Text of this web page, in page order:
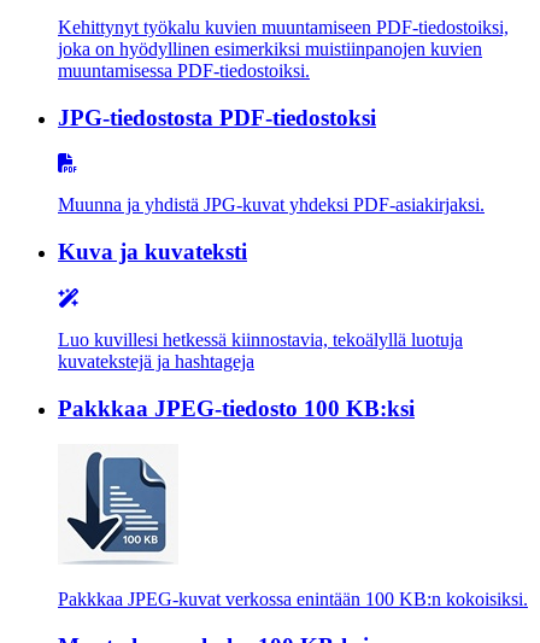
Kehittynyt työkalu kuvien muuntamiseen PDF-tiedostoiksi,
joka on hyödyllinen esimerkiksi muistiinpanojen kuvien
muuntamisessa PDF-tiedostoiksi.
JPG-tiedostosta PDF-tiedostoksi
Muunna ja yhdistä JPG-kuvat yhdeksi PDF-asiakirjaksi.
Kuva ja kuvateksti
Luo kuvillesi hetkessä kiinnostavia, tekoälyllä luotuja
kuvatekstejä ja hashtageja
Pakkkaa JPEG-tiedosto 100 KB:ksi
Pakkkaa JPEG-kuvat verkossa enintään 100 KB:n kokoisiksi.